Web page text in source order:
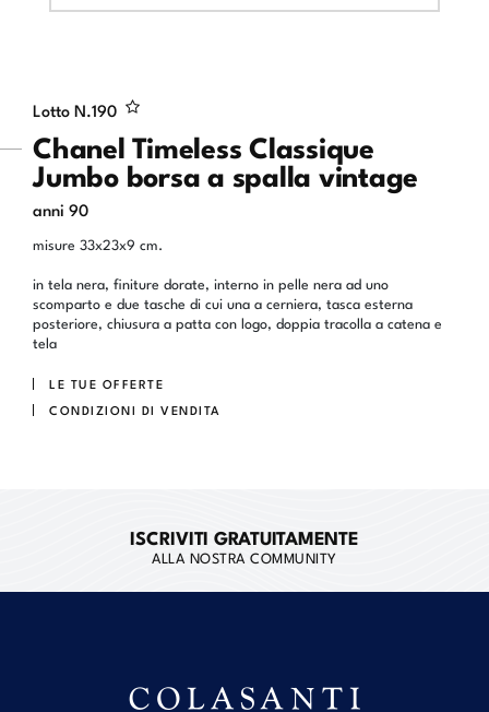
Lotto N.190
Chanel Timeless Classique
Jumbo borsa a spalla vintage
anni 90
misure 33x23x9 cm.
in tela nera, finiture dorate, interno in pelle nera ad uno
scomparto e due tasche di cui una a cerniera, tasca esterna
posteriore, chiusura a patta con logo, doppia tracolla a catena e
tela
LE TUE OFFERTE
CONDIZIONI DI VENDITA
ISCRIVITI GRATUITAMENTE
ALLA NOSTRA COMMUNITY